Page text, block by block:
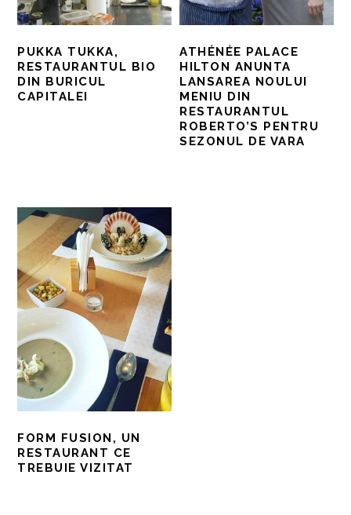
PUKKA TUKKA,
RESTAURANTUL BIO
DIN BURICUL
CAPITALEI
ATHÉNÉE PALACE
HILTON ANUNTA
LANSAREA NOULUI
MENIU DIN
RESTAURANTUL
ROBERTO’S PENTRU
SEZONUL DE VARA
FORM FUSION, UN
RESTAURANT CE
TREBUIE VIZITAT